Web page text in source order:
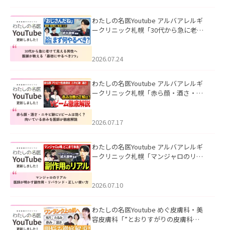
わたしの名医Youtube アルバアレルギ
ークリニック札幌「30代から急に老け
た。
2026.07.24
わたしの名医Youtube アルバアレルギ
ークリニック札幌「赤ら顔・酒さ・ニ
した。
2026.07.17
わたしの名医Youtube アルバアレルギ
ークリニック札幌「マンジャロのリア
た。
2026.07.10
わたしの名医Youtube めぐ皮膚科・美
容皮膚科「”とおりすがりの皮膚科